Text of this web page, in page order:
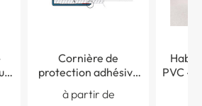
Cornière de
protection adhésive
pour angle 90°
à partir de
PVC -